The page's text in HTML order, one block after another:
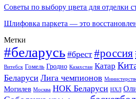
Советы по выбору цвета для отделки
Шлифовка паркета — это
Метки
#беларусь #брест #россия
Витебск Гомель Гродно Казахстан Катар
Беларуси Лига чемпионов
Могилев Москва НОК Беларуси НХЛ